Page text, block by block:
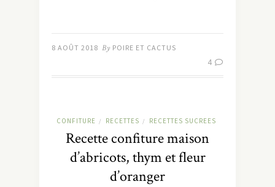
8 AOÛT 2018 By POIRE ET CACTUS
4
CONFITURE / RECETTES / RECETTES SUCREES
Recette confiture maison
d’abricots, thym et fleur
d’oranger